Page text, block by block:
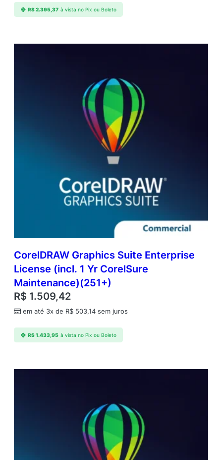
R$2.395,37 à vista no Pix ou Boleto
CorelDRAW Graphics Suite Enterprise
License (incl. 1 Yr CorelSure
Maintenance)(251+)
R$ 1.509,42
em até 3x de R$ 503,14 sem juros
R$1.433,95 à vista no Pix ou Boleto